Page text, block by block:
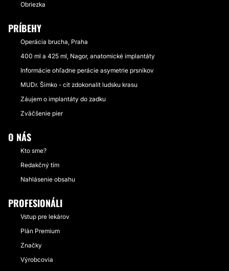
Obriezka
PRÍBEHY
Operácia brucha, Praha
400 ml a 425 ml, Nagor, anatomické implantáty
Informácie ohľadne perácie asymetrie prsníkov
MUDr. Šimko - cit zdokonalit ludsku krasu
Záujem o implantáty do zadku
Zväčšenie pier
O NÁS
Kto sme?
Redakčný tím
Nahlásenie obsahu
PROFESIONÁLI
Vstup pre lekárov
Plán Premium
Značky
Výrobcovia